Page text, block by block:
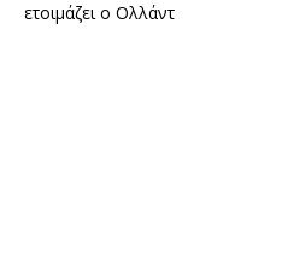
ετοιμάζει ο Ολλάντ